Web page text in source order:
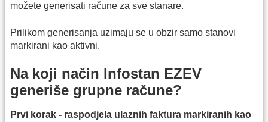
možete generisati račune za sve stanare.
Prilikom generisanja uzimaju se u obzir samo stanovi
markirani kao aktivni.
Na koji način Infostan EZEV
generiše grupne račune?
Prvi korak - raspodjela ulaznih faktura markiranih kao